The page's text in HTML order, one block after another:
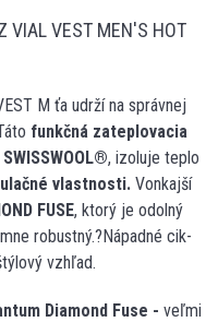
VIAL VEST MEN'S HOT
M ťa udrží na správnej
funkčná zateplovacia
SWISSWOOL®, izoluje teplo
vlastnosti. Vonkajší
FUSE, ktorý je odolný
robustný.?Nápadné cik-
vzhľad.
Diamond Fuse - veľmi